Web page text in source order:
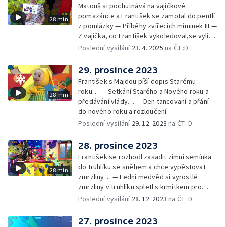
28 min
Matouš si pochutnává na vajíčkové
pomazánce a František se zamotal do pentlí
z pomlázky — Příběhy zvířecích miminek III —
Z vajíčka, co František vykoledoval,se vylíhl
drak. Nejí princezny, ale miluje vajíčkovou
Rozloučení
Poslední vysílání 23. 4. 2025 na ČT :D
28 min
29. prosince 2023
František s Majdou píší dopis Starému
roku… — Setkání Starého a Nového roku a
předávání vlády… — Den tancovaní a přání
do nového roku a rozloučení
Poslední vysílání 29. 12. 2023 na ČT :D
28 min
28. prosince 2023
František se rozhodl zasadit zimní semínka
do truhlíku se sněhem a chce vypěstovat
zmrzliny… — Lední medvěd si vyrostlé
zmrzliny v truhlíku spletl s krmítkem pro
medvědy… — Kompas od medvěda +
Poslední vysílání 28. 12. 2023 na ČT :D
27. prosince 2023